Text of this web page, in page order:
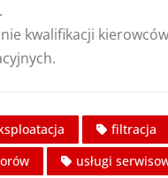
kwalifikacji
filtracja
usługi